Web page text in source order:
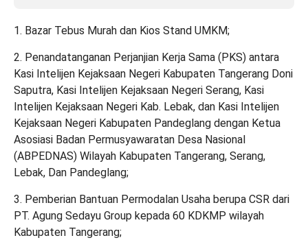
1. Bazar Tebus Murah dan Kios Stand UMKM;
2. Penandatanganan Perjanjian Kerja Sama (PKS) antara
Kasi Intelijen Kejaksaan Negeri Kabupaten Tangerang Doni
Saputra, Kasi Intelijen Kejaksaan Negeri Serang, Kasi
Intelijen Kejaksaan Negeri Kab. Lebak, dan Kasi Intelijen
Kejaksaan Negeri Kabupaten Pandeglang dengan Ketua
Asosiasi Badan Permusyawaratan Desa Nasional
(ABPEDNAS) Wilayah Kabupaten Tangerang, Serang,
Lebak, Dan Pandeglang;
3. Pemberian Bantuan Permodalan Usaha berupa CSR dari
PT. Agung Sedayu Group kepada 60 KDKMP wilayah
Kabupaten Tangerang;